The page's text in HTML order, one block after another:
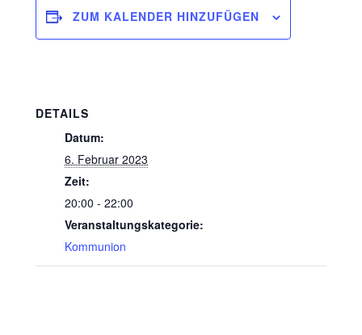
ZUM KALENDER HINZUFÜGEN
DETAILS
Datum:
6. Februar 2023
Zeit:
20:00 - 22:00
Veranstaltungskategorie:
Kommunion